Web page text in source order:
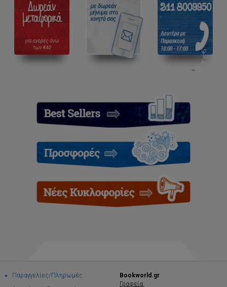
Παραγγελίες/Πληρωμές
Bookworld.gr
Γραφεία: